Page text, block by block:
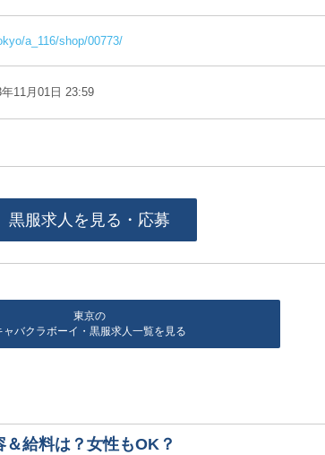
a_116/shop/00773/
11月01日 23:59
黒服求人を見る・応募
東京の
ャバクラボーイ・黒服求人一覧を見る
給料は？女性もOK？